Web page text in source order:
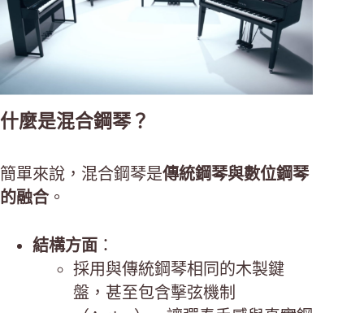
什麼是混合鋼琴？
簡單來說，混合鋼琴是傳統鋼琴與數位鋼琴
的融合 。
結構方面 ：
採用與傳統鋼琴相同的木製鍵
盤，甚至包含擊弦機制